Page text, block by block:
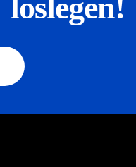
loslegen!